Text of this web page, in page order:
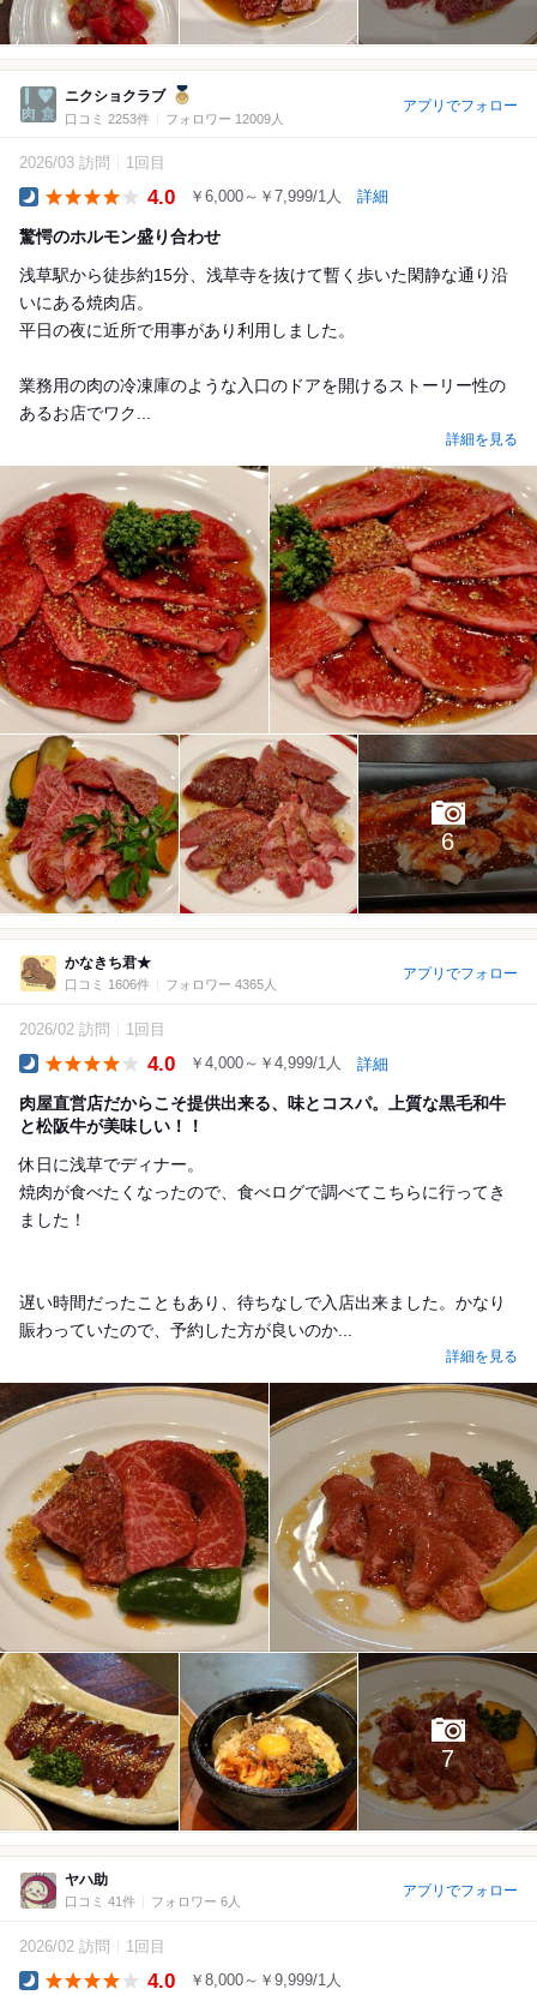
ニクショクラブ
口コミ 2253件 フォロワー 12009人
アプリでフォロー
2026/03 訪問 1回目
4.0 ￥6,000～￥7,999/1人 詳細
驚愕のホルモン盛り合わせ
浅草駅から徒歩約15分、浅草寺を抜けて暫く歩いた閑静な通り沿
いにある焼肉店。
平日の夜に近所で用事があり利用しました。
業務用の肉の冷凍庫のような入口のドアを開けるストーリー性の
あるお店でワク...
詳細を見る
6
かなきち君★
口コミ 1606件 フォロワー 4365人
アプリでフォロー
2026/02 訪問 1回目
4.0 ￥4,000～￥4,999/1人 詳細
肉屋直営店だからこそ提供出来る、味とコスパ。上質な黒毛和牛
と松阪牛が美味しい！！
休日に浅草でディナー。
焼肉が食べたくなったので、食べログで調べてこちらに行ってき
ました！
遅い時間だったこともあり、待ちなしで入店出来ました。かなり
賑わっていたので、予約した方が良いのか...
詳細を見る
7
ヤハ助
口コミ 41件 フォロワー 6人
アプリでフォロー
2026/02 訪問 1回目
4.0 ￥8,000～￥9,999/1人